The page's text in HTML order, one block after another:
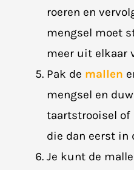
roeren en
mengsel moet
meer uit elkaar
Pak de mallen
mengsel en
taartstrooisel of
die dan eerst in
Je kunt de